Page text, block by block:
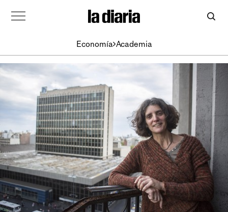
Economía Academia